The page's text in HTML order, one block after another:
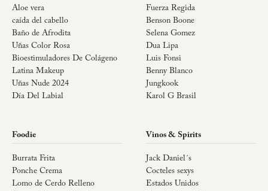
Aloe vera
caída del cabello
Baño de Afrodita
Uñas Color Rosa
Bioestimuladores De Colágeno
Latina Makeup
Uñas Nude 2024
Día Del Labial
Fuerza Regida
Benson Boone
Selena Gomez
Dua Lipa
Luis Fonsi
Benny Blanco
Jungkook
Karol G Brasil
Foodie
Burrata Frita
Ponche Crema
Lomo de Cerdo Relleno
Vinos & Spirits
Jack Daniel´s
Cocteles sexys
Estados Unidos